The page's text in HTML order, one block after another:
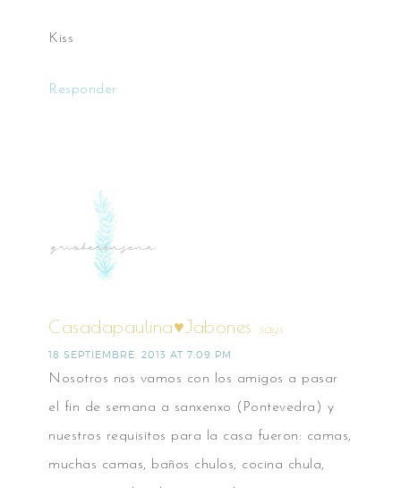
Kiss
Responder
Casadapaulina♥Jabones says
18 SEPTIEMBRE, 2013 AT 7:09 PM
Nosotros nos vamos con los amigos a pasar
el fin de semana a sanxenxo (Pontevedra) y
nuestros requisitos para la casa fueron: camas,
muchas camas, baños chulos, cocina chula,